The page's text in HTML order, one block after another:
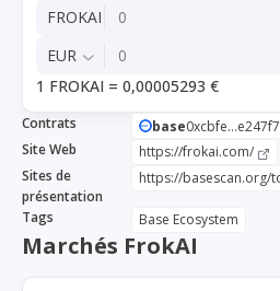
FROKAI
EUR
1 FROKAI = 0,00005293 €
Contrats base0xcbfe...e247f7
Site Web
https://frokai.com/
Sites de
présentation
Tags Base Ecosystem
Marchés FrokAI